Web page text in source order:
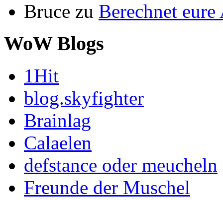
Bruce zu Berechnet
WoW Blogs
1Hit
blog.skyfighter
Brainlag
Calaelen
defstance oder meucheln
Freunde der Muschel